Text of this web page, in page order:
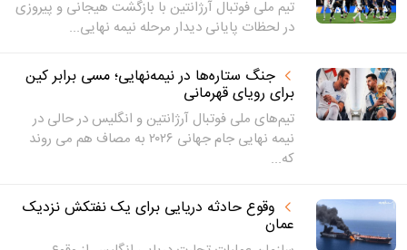
تیم ملی فوتبال آرژانتین با بازگشت هیجانی و پیروزی
در لحظات پایانی دیدار مرحله نیمه نهایی...
جنگ ستاره‌ها در نیمه‌نهایی؛ مسی برابر کین
برای رویای قهرمانی
تیم‌های ملی فوتبال آرژانتین و انگلیس در حالی در
نیمه نهایی جام جهانی ۲۰۲۶ به مصاف هم می روند
که...
وقوع حادثه دریایی برای یک نفتکش نزدیک
عمان